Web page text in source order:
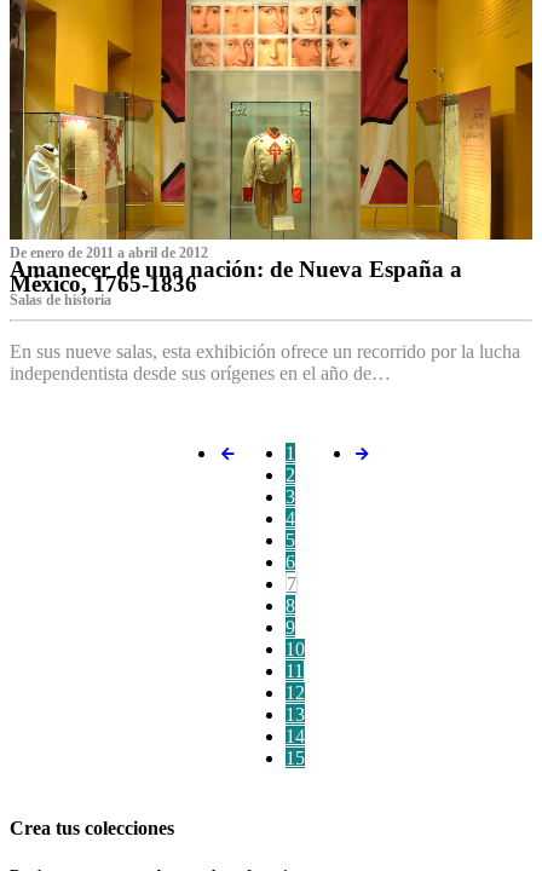
De enero de 2011 a abril de 2012
Amanecer de una nación: de Nueva España a
México, 1765-1836
Salas de historia
En sus nueve salas, esta exhibición ofrece un recorrido por la lucha
independentista desde sus orígenes en el año de…
1
2
3
4
5
6
7
8
9
10
11
12
13
14
15
Crea tus colecciones